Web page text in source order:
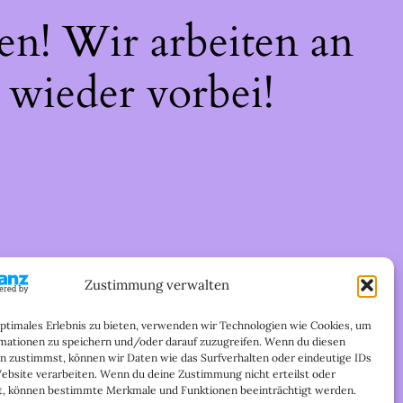
Zustimmung verwalten
Erlebnis zu bieten, verwenden wir Technologien wie Cookies, um
zu speichern und/oder darauf zuzugreifen. Wenn du diesen
zustimmst, können wir Daten wie das Surfverhalten oder eindeutige IDs
verarbeiten. Wenn du deine Zustimmung nicht erteilst oder
können bestimmte Merkmale und Funktionen beeinträchtigt werden.
Wir arbeiten an
vorbei!